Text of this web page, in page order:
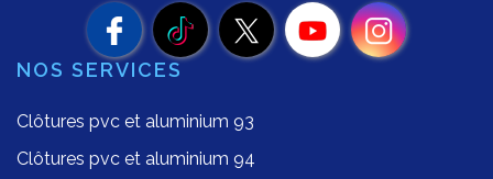
NOS SERVICES
Clôtures pvc et aluminium 93
Clôtures pvc et aluminium 94